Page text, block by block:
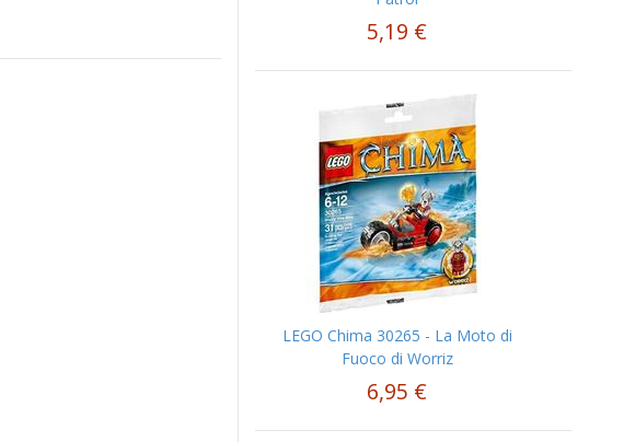
5,19 €
LEGO Chima 30265 - La Moto di
Fuoco di Worriz
6,95 €